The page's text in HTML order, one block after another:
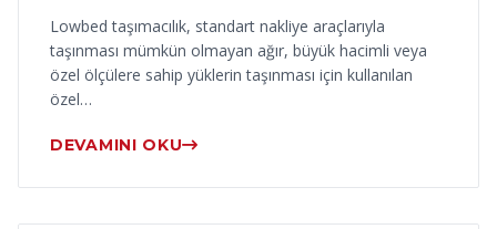
Lowbed taşımacılık, standart nakliye araçlarıyla
taşınması mümkün olmayan ağır, büyük hacimli veya
özel ölçülere sahip yüklerin taşınması için kullanılan
özel…
DEVAMINI OKU